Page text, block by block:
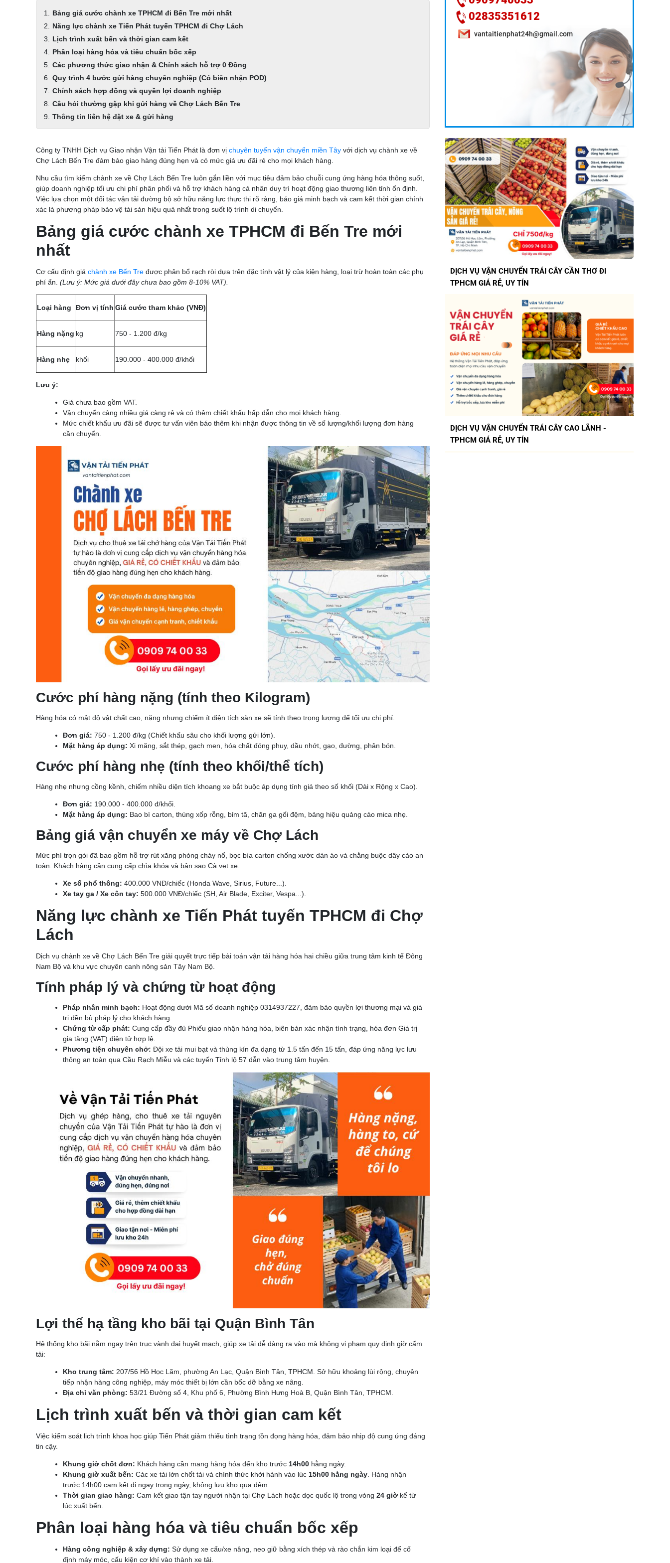
Bảng giá cước chành xe TPHCM đi Bến Tre mới nhất
Năng lực chành xe Tiến Phát tuyến TPHCM đi Chợ Lách
Lịch trình xuất bến và thời gian cam kết
Phân loại hàng hóa và tiêu chuẩn bốc xếp
Các phương thức giao nhận & Chính sách hỗ trợ 0 Đồng
Quy trình 4 bước gửi hàng chuyên nghiệp (Có biên nhận POD)
Chính sách hợp đồng và quyền lợi doanh nghiệp
Câu hỏi thường gặp khi gửi hàng về Chợ Lách Bến Tre
Thông tin liên hệ đặt xe & gửi hàng
Công ty TNHH Dịch vụ Giao nhận Vận tải Tiến Phát là đơn vị chuyên tuyến vận chuyển miền Tây với dịch vụ chành xe về
Chợ Lách Bến Tre đảm bảo giao hàng đúng hẹn và có mức giá ưu đãi rẻ cho mọi khách hàng.
Nhu cầu tìm kiếm chành xe về Chợ Lách Bến Tre luôn gắn liền với mục tiêu đảm bảo chuỗi cung ứng hàng hóa thông suốt,
giúp doanh nghiệp tối ưu chi phí phân phối và hỗ trợ khách hàng cá nhân duy trì hoạt động giao thương liên tỉnh ổn định.
Việc lựa chọn một đối tác vận tải đường bộ sở hữu năng lực thực thi rõ ràng, báo giá minh bạch và cam kết thời gian chính
xác là phương pháp bảo vệ tài sản hiệu quả nhất trong suốt lộ trình di chuyển.
Bảng giá cước chành xe TPHCM đi Bến Tre mới
nhất
Cơ cấu định giá chành xe Bến Tre được phân bổ rạch ròi dựa trên đặc tính vật lý của kiện hàng, loại trừ hoàn toàn các phụ
phí ẩn. (Lưu ý: Mức giá dưới đây chưa bao gồm 8-10% VAT).
Loại hàng Đơn vị tính Giá cước tham khảo (VNĐ)
Hàng nặng kg 750 - 1.200 đ/kg
Hàng nhẹ khối 190.000 - 400.000 đ/khối
Lưu ý:
Giá chưa bao gồm VAT.
Vận chuyển càng nhiều giá càng rẻ và có thêm chiết khấu hấp dẫn cho mọi khách hàng.
Mức chiết khấu ưu đãi sẽ được tư vấn viên báo thêm khi nhận được thông tin về số lượng/khối lượng đơn hàng
cần chuyển.
Cước phí hàng nặng (tính theo Kilogram)
Hàng hóa có mật độ vật chất cao, nặng nhưng chiếm ít diện tích sàn xe sẽ tính theo trọng lượng để tối ưu chi phí.
Đơn giá: 750 - 1.200 đ/kg (Chiết khấu sâu cho khối lượng gửi lớn).
Mặt hàng áp dụng: Xi măng, sắt thép, gạch men, hóa chất đóng phuy, dầu nhớt, gạo, đường, phân bón.
Cước phí hàng nhẹ (tính theo khối/thể tích)
Hàng nhẹ nhưng cồng kềnh, chiếm nhiều diện tích khoang xe bắt buộc áp dụng tính giá theo số khối (Dài x Rộng x Cao).
Đơn giá: 190.000 - 400.000 đ/khối.
Mặt hàng áp dụng: Bao bì carton, thùng xốp rỗng, bỉm tã, chăn ga gối đệm, bảng hiệu quảng cáo mica nhẹ.
Bảng giá vận chuyển xe máy về Chợ Lách
Mức phí trọn gói đã bao gồm hỗ trợ rút xăng phòng cháy nổ, bọc bìa carton chống xước dàn áo và chằng buộc dây cảo an
toàn. Khách hàng cần cung cấp chìa khóa và bản sao Cà vẹt xe.
Xe số phổ thông: 400.000 VNĐ/chiếc (Honda Wave, Sirius, Future...).
Xe tay ga / Xe côn tay: 500.000 VNĐ/chiếc (SH, Air Blade, Exciter, Vespa...).
Năng lực chành xe Tiến Phát tuyến TPHCM đi Chợ
Lách
Dịch vụ chành xe về Chợ Lách Bến Tre giải quyết trực tiếp bài toán vận tải hàng hóa hai chiều giữa trung tâm kinh tế Đông
Nam Bộ và khu vực chuyên canh nông sản Tây Nam Bộ.
Tính pháp lý và chứng từ hoạt động
Pháp nhân minh bạch: Hoạt động dưới Mã số doanh nghiệp 0314937227, đảm bảo quyền lợi thương mại và giá
trị đền bù pháp lý cho khách hàng.
Chứng từ cấp phát: Cung cấp đầy đủ Phiếu giao nhận hàng hóa, biên bản xác nhận tình trạng, hóa đơn Giá trị
gia tăng (VAT) điện tử hợp lệ.
Phương tiện chuyên chở: Đội xe tải mui bạt và thùng kín đa dạng từ 1.5 tấn đến 15 tấn, đáp ứng năng lực lưu
thông an toàn qua Cầu Rạch Miễu và các tuyến Tỉnh lộ 57 dẫn vào trung tâm huyện.
Lợi thế hạ tầng kho bãi tại Quận Bình Tân
Hệ thống kho bãi nằm ngay trên trục vành đai huyết mạch, giúp xe tải dễ dàng ra vào mà không vi phạm quy định giờ cấm
tải:
Kho trung tâm: 207/56 Hồ Học Lãm, phường An Lạc, Quận Bình Tân, TPHCM. Sở hữu khoảng lùi rộng, chuyên
tiếp nhận hàng công nghiệp, máy móc thiết bị lớn cần bốc dỡ bằng xe nâng.
Địa chỉ văn phòng: 53/21 Đường số 4, Khu phố 6, Phường Bình Hưng Hoà B, Quận Bình Tân, TPHCM.
Lịch trình xuất bến và thời gian cam kết
Việc kiểm soát lịch trình khoa học giúp Tiến Phát giảm thiểu tình trạng tồn đọng hàng hóa, đảm bảo nhịp độ cung ứng đáng
tin cậy.
Khung giờ chốt đơn: Khách hàng cần mang hàng hóa đến kho trước 14h00 hằng ngày.
Khung giờ xuất bến: Các xe tải lớn chốt tải và chính thức khởi hành vào lúc 15h00 hằng ngày . Hàng nhận
trước 14h00 cam kết đi ngay trong ngày, không lưu kho qua đêm.
Thời gian giao hàng: Cam kết giao tận tay người nhận tại Chợ Lách hoặc dọc quốc lộ trong vòng 24 giờ kể từ
lúc xuất bến.
Phân loại hàng hóa và tiêu chuẩn bốc xếp
Hàng công nghiệp & xây dựng: Sử dụng xe cẩu/xe nâng, neo giữ bằng xích thép và rào chắn kim loại để cố
định máy móc, cấu kiện cơ khí vào thành xe tải.
02835351612
vantaitienphat24h@gmail.com
DỊCH VỤ VẬN CHUYỂN TRÁI CÂY MIỀN TÂY ĐI HCM:
GIẢI PHÁP BẢO VỆ GIÁ TRỊ NÔNG SẢN 24H
TPHCM GIÁ RẺ, UY TÍN
TPHCM GIÁ RẺ, UY TÍN